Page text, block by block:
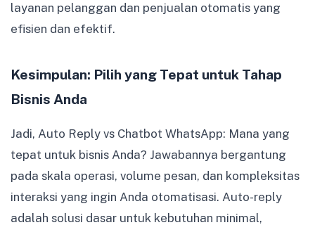
layanan pelanggan dan penjualan otomatis yang
efisien dan efektif.
Kesimpulan: Pilih yang Tepat untuk Tahap
Bisnis Anda
Jadi, Auto Reply vs Chatbot WhatsApp: Mana yang
tepat untuk bisnis Anda? Jawabannya bergantung
pada skala operasi, volume pesan, dan kompleksitas
interaksi yang ingin Anda otomatisasi. Auto-reply
adalah solusi dasar untuk kebutuhan minimal,